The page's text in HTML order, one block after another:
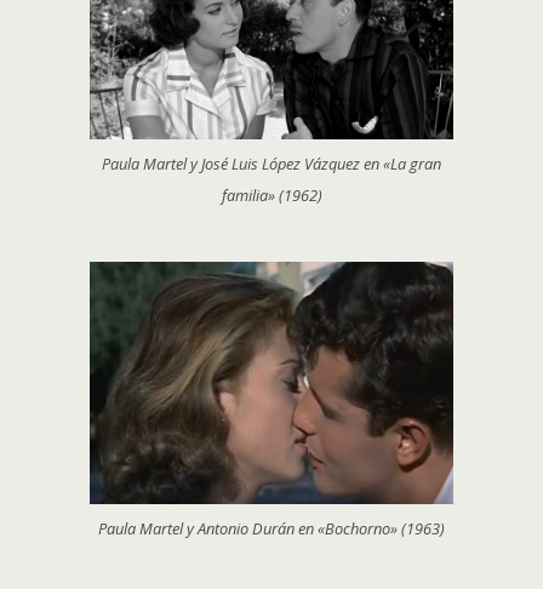
Paula Martel y José Luis López Vázquez en «La gran
familia» (1962)
Paula Martel y Antonio Durán en «Bochorno» (1963)